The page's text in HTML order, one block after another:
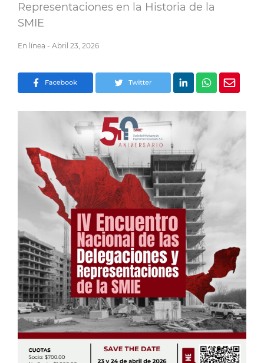
Representaciones en la Historia de la
SMIE
En línea - Abril 23, 2026